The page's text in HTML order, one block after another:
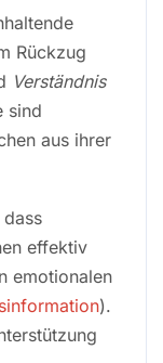
Rückzug
Verständnis
sind
aus ihrer
effektiv
emotionalen
).